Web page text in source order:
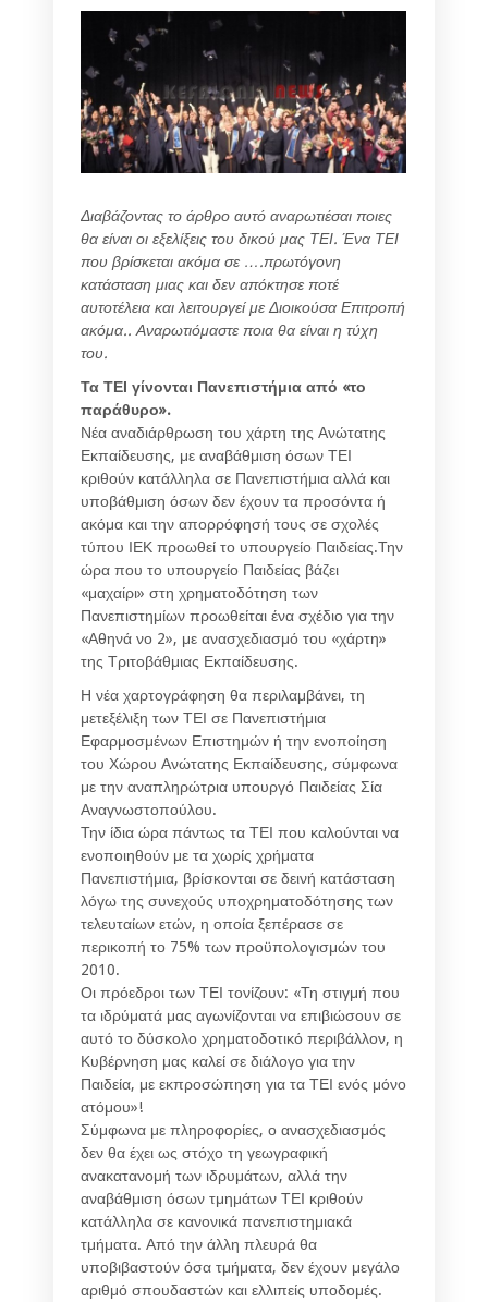
Διαβάζοντας το άρθρο αυτό αναρωτιέσαι ποιες
θα είναι οι εξελίξεις του δικού μας ΤΕΙ. Ένα ΤΕΙ
που βρίσκεται ακόμα σε ….πρωτόγονη
κατάσταση μιας και δεν απόκτησε ποτέ
αυτοτέλεια και λειτουργεί με Διοικούσα Επιτροπή
ακόμα.. Αναρωτιόμαστε ποια θα είναι η τύχη
του.
Τα ΤΕΙ γίνονται Πανεπιστήμια από «το
παράθυρο».
Νέα αναδιάρθρωση του χάρτη της Ανώτατης
Εκπαίδευσης, με αναβάθμιση όσων ΤΕΙ
κριθούν κατάλληλα σε Πανεπιστήμια αλλά και
υποβάθμιση όσων δεν έχουν τα προσόντα ή
ακόμα και την απορρόφησή τους σε σχολές
τύπου ΙΕΚ προωθεί το υπουργείο Παιδείας.Την
ώρα που το υπουργείο Παιδείας βάζει
«μαχαίρι» στη χρηματοδότηση των
Πανεπιστημίων προωθείται ένα σχέδιο για την
«Αθηνά νο 2», με ανασχεδιασμό του «χάρτη»
της Τριτοβάθμιας Εκπαίδευσης.
Η νέα χαρτογράφηση θα περιλαμβάνει, τη
μετεξέλιξη των ΤΕΙ σε Πανεπιστήμια
Εφαρμοσμένων Επιστημών ή την ενοποίηση
του Χώρου Ανώτατης Εκπαίδευσης, σύμφωνα
με την αναπληρώτρια υπουργό Παιδείας Σία
Αναγνωστοπούλου.
Την ίδια ώρα πάντως τα ΤΕΙ που καλούνται να
ενοποιηθούν με τα χωρίς χρήματα
Πανεπιστήμια, βρίσκονται σε δεινή κατάσταση
λόγω της συνεχούς υποχρηματοδότησης των
τελευταίων ετών, η οποία ξεπέρασε σε
περικοπή το 75% των προϋπολογισμών του
2010.
Οι πρόεδροι των ΤΕΙ τονίζουν: «Τη στιγμή που
τα ιδρύματά μας αγωνίζονται να επιβιώσουν σε
αυτό το δύσκολο χρηματοδοτικό περιβάλλον, η
Κυβέρνηση μας καλεί σε διάλογο για την
Παιδεία, με εκπροσώπηση για τα ΤΕΙ ενός μόνο
ατόμου»!
Σύμφωνα με πληροφορίες, ο ανασχεδιασμός
δεν θα έχει ως στόχο τη γεωγραφική
ανακατανομή των ιδρυμάτων, αλλά την
αναβάθμιση όσων τμημάτων ΤΕΙ κριθούν
κατάλληλα σε κανονικά πανεπιστημιακά
τμήματα. Από την άλλη πλευρά θα
υποβιβαστούν όσα τμήματα, δεν έχουν μεγάλο
αριθμό σπουδαστών και ελλιπείς υποδομές.